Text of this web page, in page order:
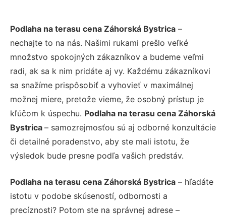
Podlaha na terasu cena Záhorská Bystrica –
nechajte to na nás. Našimi rukami prešlo veľké
množstvo spokojných zákazníkov a budeme veľmi
radi, ak sa k nim pridáte aj vy. Každému zákazníkovi
sa snažíme prispôsobiť a vyhovieť v maximálnej
možnej miere, pretože vieme, že osobný prístup je
kľúčom k úspechu. Podlaha na terasu cena Záhorská
Bystrica – samozrejmosťou sú aj odborné konzultácie
či detailné poradenstvo, aby ste mali istotu, že
výsledok bude presne podľa vašich predstáv.
Podlaha na terasu cena Záhorská Bystrica – hľadáte
istotu v podobe skúseností, odbornosti a
precíznosti? Potom ste na správnej adrese –